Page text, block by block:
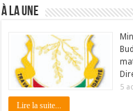
À LA UNE
5
Lire la suite...